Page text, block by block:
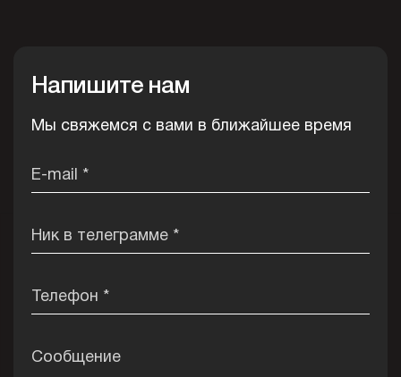
Напишите нам
Мы свяжемся с вами в ближайшее время